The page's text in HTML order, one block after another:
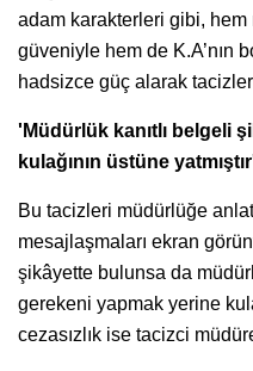
adam karakterleri gibi, hem
güveniyle hem de K.A’nın
hadsizce güç alarak
'Müdürlük kanıtlı belgeli
kulağının üstüne
Bu tacizleri müdürlüğe
mesajlaşmaları ekran
şikâyette bulunsa da
gerekeni yapmak yerine
cezasızlık ise tacizci